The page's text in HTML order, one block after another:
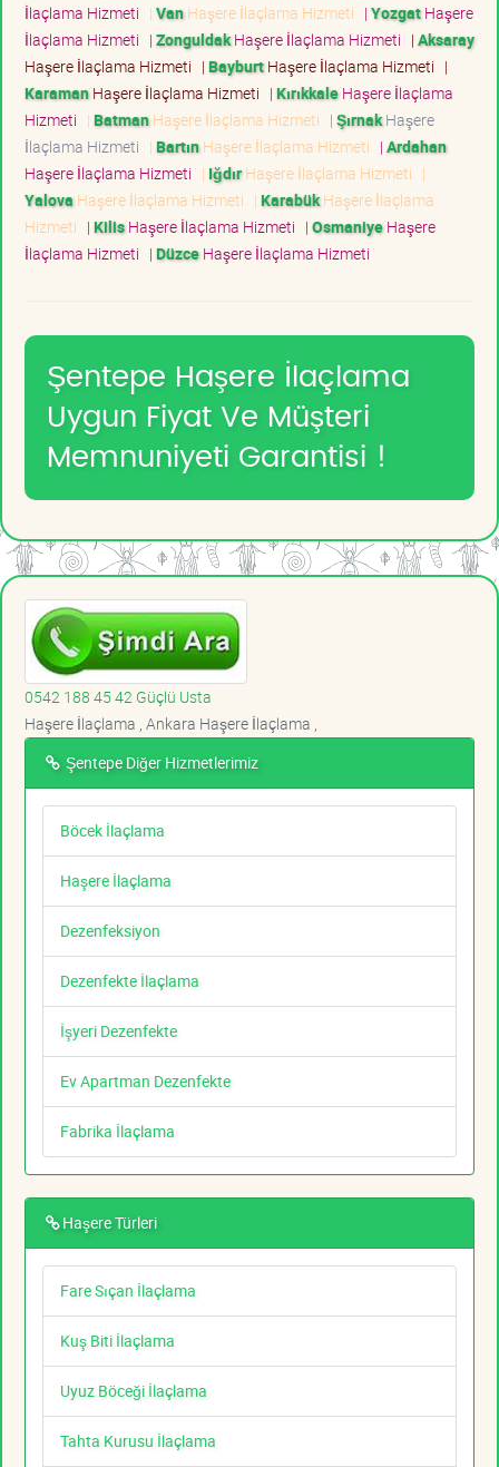
İlaçlama Hizmeti | VanHaşere İlaçlama Hizmeti | YozgatHaşere
İlaçlama Hizmeti | ZonguldakHaşere İlaçlama Hizmeti | Aksaray
Haşere İlaçlama Hizmeti | BayburtHaşere İlaçlama Hizmeti |
KaramanHaşere İlaçlama Hizmeti | KırıkkaleHaşere İlaçlama
Hizmeti | BatmanHaşere İlaçlama Hizmeti | ŞırnakHaşere
İlaçlama Hizmeti | BartınHaşere İlaçlama Hizmeti | Ardahan
Haşere İlaçlama Hizmeti | IğdırHaşere İlaçlama Hizmeti |
Yalova Haşere İlaçlama Hizmeti | KarabükHaşere İlaçlama
Hizmeti | KilisHaşere İlaçlama Hizmeti | OsmaniyeHaşere
İlaçlama Hizmeti | DüzceHaşere İlaçlama Hizmeti
Şentepe Haşere İlaçlama
Uygun Fiyat Ve Müşteri
Memnuniyeti Garantisi !
0542 188 45 42 Güçlü Usta
Haşere İlaçlama , Ankara Haşere İlaçlama ,
Şentepe Diğer Hizmetlerimiz
Böcek İlaçlama
Haşere İlaçlama
Dezenfeksiyon
Dezenfekte İlaçlama
İşyeri Dezenfekte
Ev Apartman Dezenfekte
Fabrika İlaçlama
Haşere Türleri
Fare Sıçan İlaçlama
Kuş Biti İlaçlama
Uyuz Böceği İlaçlama
Tahta Kurusu İlaçlama